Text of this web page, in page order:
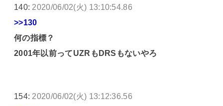
140: 2020/06/02(火) 13:10:54.86
>>130
何の指標？
2001年以前ってUZRもDRSもないやろ
154: 2020/06/02(火) 13:12:36.56